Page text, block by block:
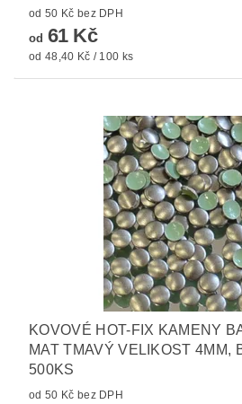
od 50 Kč bez DPH
od 61 Kč
od 48,40 Kč / 100 ks
KOVOVÉ HOT-FIX KAMENY
MAT TMAVÝ VELIKOST 4MM,
500KS
od 50 Kč bez DPH